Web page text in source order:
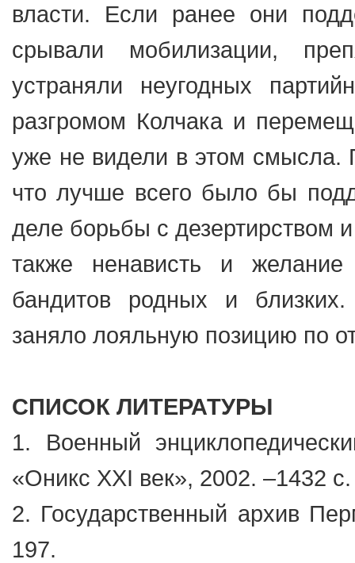
власти. Если ранее они
срывали мобилизации,
устраняли неугодных
разгромом Колчака и
уже не видели в этом смысла.
что лучше всего было бы
деле борьбы с дезертирством
также ненависть и
бандитов родных и близких.
заняло лояльную позицию по
СПИСОК ЛИТЕРАТУРЫ
1. Военный
«Оникс ХХI век», 2002. –1432 с.
2. Государственный архив
197.